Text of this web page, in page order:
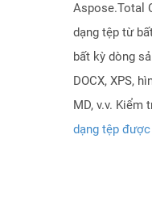
Aspose.Total
dạng tệp từ
bất kỳ dòng
DOCX, XPS,
MD, v.v. Kiểm
dạng tệp